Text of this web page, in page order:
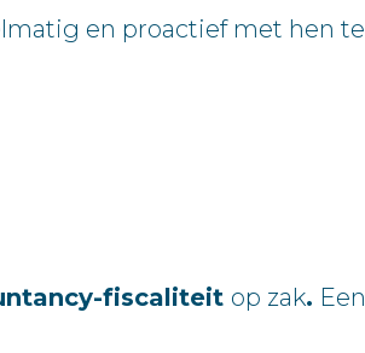
en proactief met hen te
fiscaliteit op zak. Een